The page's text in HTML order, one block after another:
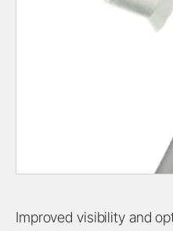
Improved visibility and